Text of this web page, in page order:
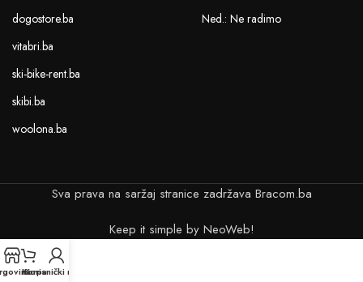
dogostore.ba
vitabri.ba
ski-bike-rent.ba
skibi.ba
woolona.ba
Ned.: Ne radimo
Sva prava na saržaj stranice zadržava Bracom.ba
Keep it simple by NeoWeb!
Korpa
Korisnički račun